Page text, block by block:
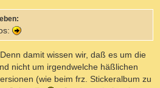
damit wissen wir, daß es um die
nicht um irgendwelche häßlichen
(wie beim frz. Stickeralbum zu